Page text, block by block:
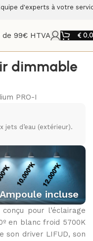
d'experts à votre
99€ HTVA €
dimmable
PRO-I
jets d’eau (extérieur).
Ampoule incluse
pour l’éclairage
en blanc froid 5700K
son driver LIFUD, son